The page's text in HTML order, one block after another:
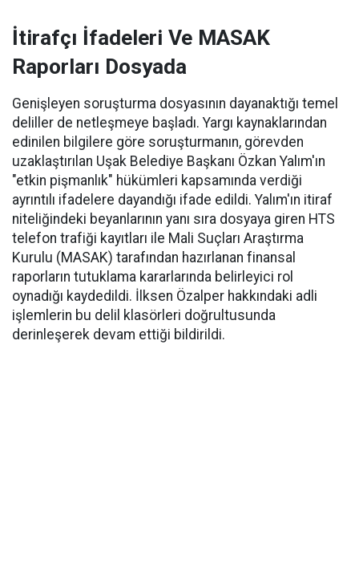
İtirafçı İfadeleri Ve MASAK
Raporları Dosyada
Genişleyen soruşturma dosyasının dayanaktığı temel
deliller de netleşmeye başladı. Yargı kaynaklarından
edinilen bilgilere göre soruşturmanın, görevden
uzaklaştırılan Uşak Belediye Başkanı Özkan Yalım'ın
"etkin pişmanlık" hükümleri kapsamında verdiği
ayrıntılı ifadelere dayandığı ifade edildi. Yalım'ın itiraf
niteliğindeki beyanlarının yanı sıra dosyaya giren HTS
telefon trafiği kayıtları ile Mali Suçları Araştırma
Kurulu (MASAK) tarafından hazırlanan finansal
raporların tutuklama kararlarında belirleyici rol
oynadığı kaydedildi. İlksen Özalper hakkındaki adli
işlemlerin bu delil klasörleri doğrultusunda
derinleşerek devam ettiği bildirildi.